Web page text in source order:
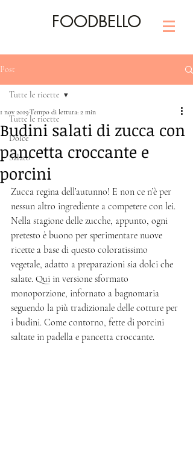
FOODBELLO
Post
Tutte le ricette
Dolce
Salato
Tutte le ricette
Budini salati di zucca con
pancetta croccante e
porcini
1 nov 2019Tempo di lettura: 2 min
Zucca regina dell’autunno! E non ce n’è per
nessun altro ingrediente a competere con lei.
Nella stagione delle zucche, appunto, ogni
pretesto è buono per sperimentare nuove
ricette a base di questo coloratissimo
vegetale, adatto a preparazioni sia dolci che
salate. Qui in versione sformato
monoporzione, infornato a bagnomaria
seguendo la più tradizionale delle cotture per
i budini. Come contorno, fette di porcini
saltate in padella e pancetta croccante.